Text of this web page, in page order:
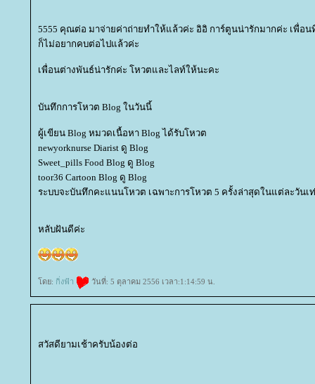
5555 คุณต่อ มาจ่ายค่าถ่ายทำให้แล้วค่ะ อิอิ การ์ตูนน่ารักมากค่ะ เพื่อ
ก็ไม่อยากคบต่อไปแล้วค่ะ
เพื่อนต่างพันธ์น่ารักค่ะ โหวตและไลท์ให้นะคะ
บันทึกการโหวต Blog ในวันนี้
ผู้เขียน Blog หมวดเนื้อหา Blog ได้รับโหวต
newyorknurse Diarist ดู Blog
Sweet_pills Food Blog ดู Blog
toor36 Cartoon Blog ดู Blog
ระบบจะบันทึกคะแนนโหวต เฉพาะการโหวต 5 ครั้งล่าสุดในแต่ละวันเ
หลับฝันดีค่ะ
ดย: กิ่งฟ้า วันที่: 5 ตุลาคม 2556 เวลา:1:14:59 น.
สวัสดียามเช้าครับน้องต่อ